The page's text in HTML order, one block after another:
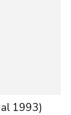
1993)